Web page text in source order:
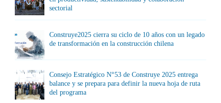
sectorial
Construye2025 cierra su ciclo de 10 años con un legado
de transformación en la construcción chilena
Consejo Estratégico N°53 de Construye 2025 entrega
balance y se prepara para definir la nueva hoja de ruta
del programa